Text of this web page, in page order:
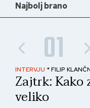
Najbolj brano
01
INTERVJU * FILIP
Zajtrk: Kako
veliko